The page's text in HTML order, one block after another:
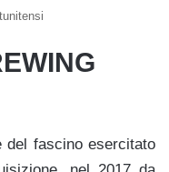
del fascino esercitato